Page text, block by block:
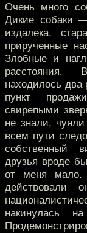
Очень много
Дикие собаки
издалека,
прирученные
Злобные и
расстояния.
находилось два
пункт
свирепыми
не знали,
всем пути
собственный
друзья вроде
от меня мало.
действовали
накинулась